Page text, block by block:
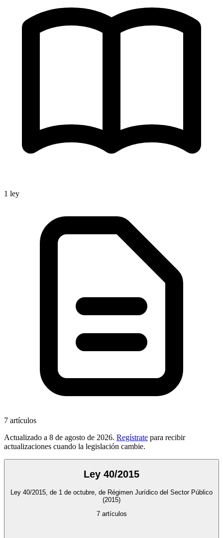
1 ley
7 artículos
Actualizado a 8 de agosto de 2026. Regístrate para recibir
actualizaciones cuando la legislación cambie.
Ley 40/2015
Ley 40/2015, de 1 de octubre, de Régimen Jurídico del Sector Público
(2015)
7artículos